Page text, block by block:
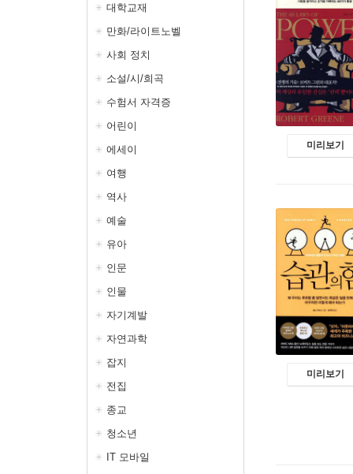
대학교재
만화/라이트노벨
사회 정치
소설/시/희곡
수험서 자격증
어린이
에세이
여행
역사
예술
유아
인문
인물
자기계발
자연과학
잡지
전집
종교
청소년
IT 모바일
미리보기
미리보기